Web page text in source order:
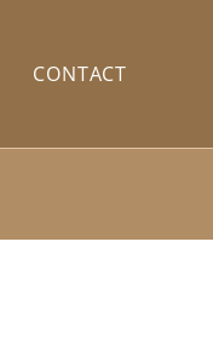
CONTACT